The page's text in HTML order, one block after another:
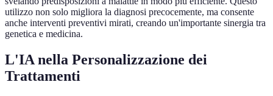
utilizzo non solo migliora la diagnosi precocemente, ma consente
anche interventi preventivi mirati, creando un'importante sinergia tra
genetica e medicina.
L'IA nella Personalizzazione dei
Trattamenti